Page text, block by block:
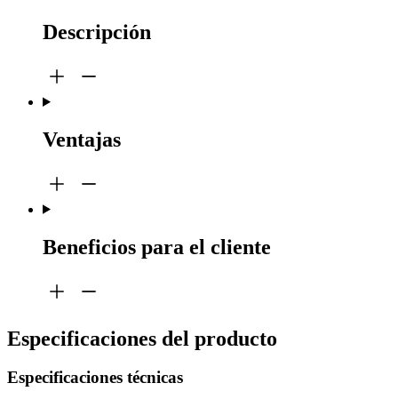
Descripción
Ventajas
Beneficios para el cliente
Especificaciones del producto
Especificaciones técnicas